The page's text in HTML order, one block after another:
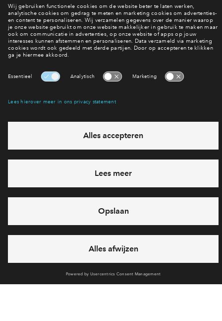
Vragen?
Neem contact met ons op
Interesse? Meld je dan snel aan
Hiermee blijf je op de hoogte van het belangrijkste nieuws en
eventuele projecten
6 dagen per week beschikbaar (behalve tijdens
feestdagen)
via chat en telefoon
Cookies
Over BPD